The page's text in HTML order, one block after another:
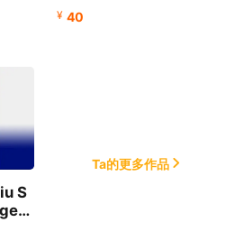
¥ 40
S
Ta的更多作品